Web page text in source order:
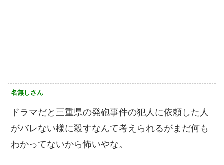
名無しさん
ドラマだと三重県の発砲事件の犯人に依頼した人
がバレない様に殺すなんて考えられるがまだ何も
わかってないから怖いやな。